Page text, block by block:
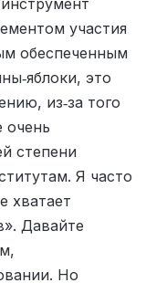
участия
обеспеченным
это
из‑за того
очень
степени
Я часто
хватает
Давайте
Но